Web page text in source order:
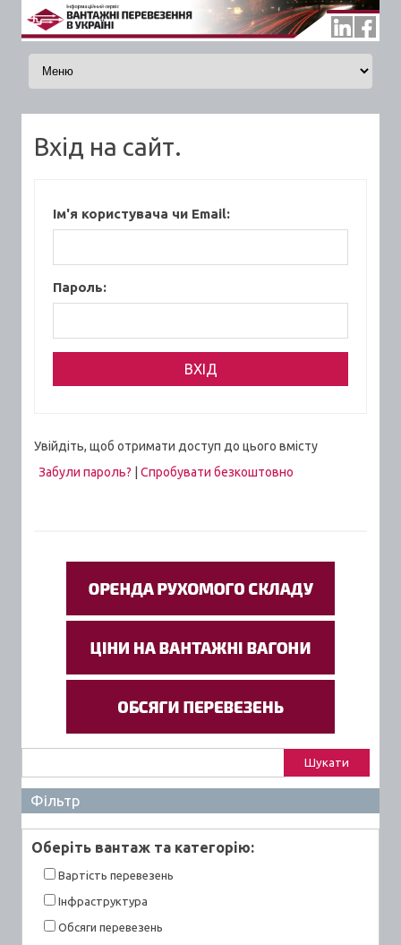
Skip to content
Вхід на сайт.
Ім'я користувача чи Email:
Пароль:
Увійдіть, щоб отримати доступ до цього вмісту
Забули пароль?
Спробувати безкоштовно
Фільтр
Оберiть вантаж та категорiю:
Вартiсть перевезень
Інфраструктура
Обсяги перевезень